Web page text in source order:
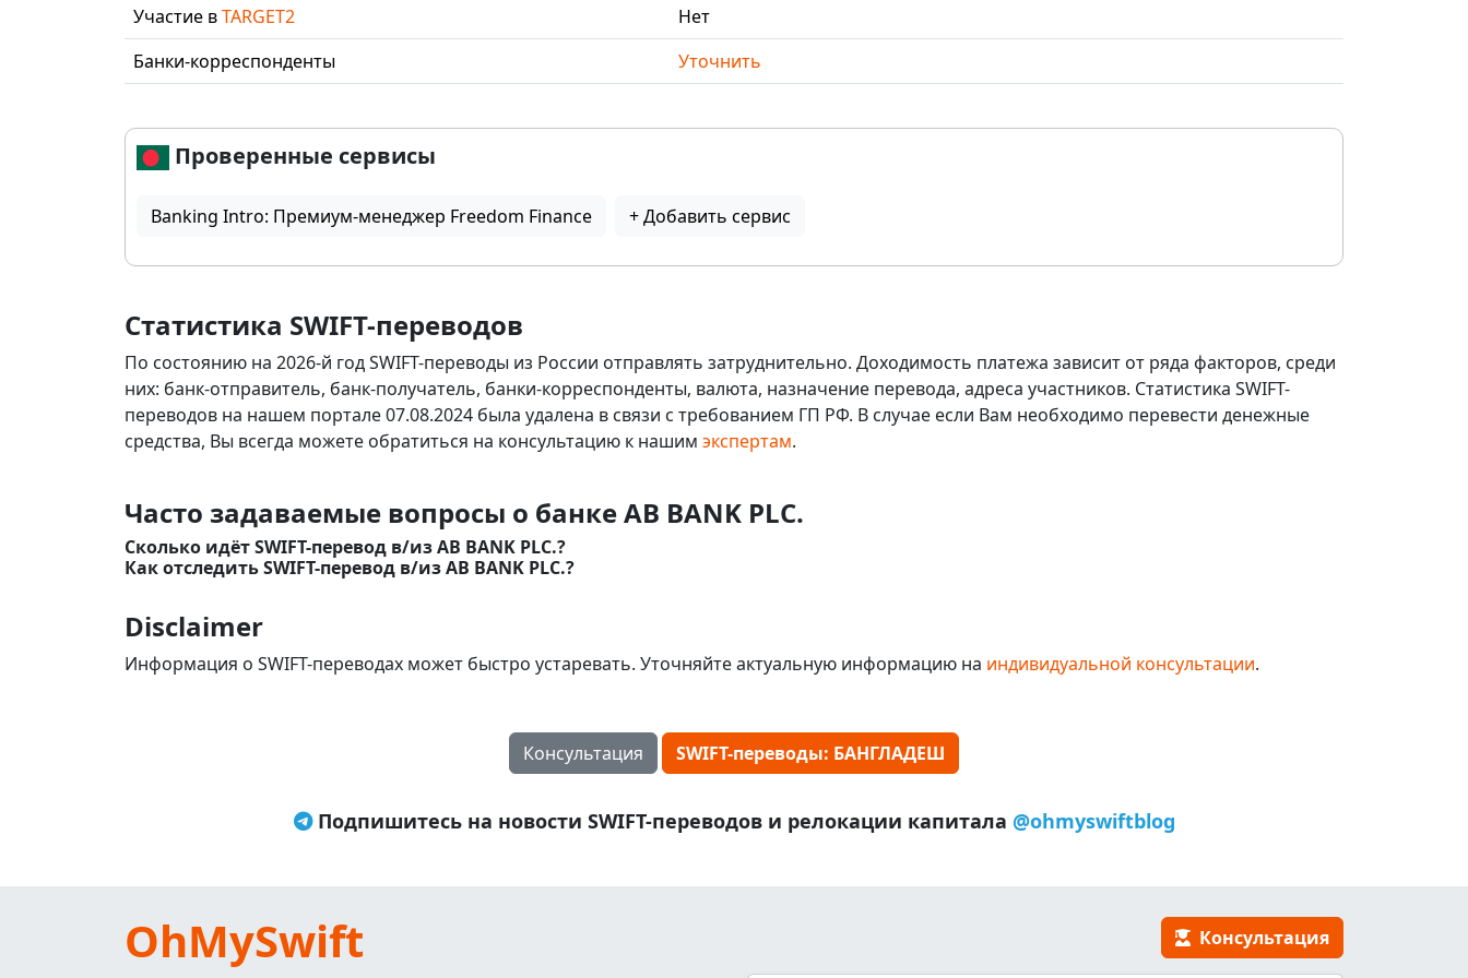
Участие вTARGET2
Нет
Банки-корреспонденты
Уточнить
Проверенные сервисы
Banking Intro: Премиум-менеджер Freedom Finance + Добавить сервис
Статистика SWIFT-переводов
По состоянию на 2026-й год SWIFT-переводы из России отправлять затруднительно. Доходимость платежа зависит от ряда факторов, среди
них: банк-отправитель, банк-получатель, банки-корреспонденты, валюта, назначение перевода, адреса участников. Статистика SWIFT-
переводов на нашем портале 07.08.2024 была удалена в связи с требованием ГП РФ. В случае если Вам необходимо перевести денежные
средства, Вы всегда можете обратиться на консультацию к нашим экспертам.
Часто задаваемые вопросы о банке AB BANK PLC.
Сколько идёт SWIFT-перевод в/из AB BANK PLC.?
Как отследить SWIFT-перевод в/из AB BANK PLC.?
Disclaimer
Информация о SWIFT-переводах может быстро устаревать. Уточняйте актуальную информацию на индивидуальной консультации.
Консультация SWIFT-переводы: БАНГЛАДЕШ
Подпишитесь на новости SWIFT-переводов и релокации капитала @ohmyswiftblog
OhMySwift Консультация